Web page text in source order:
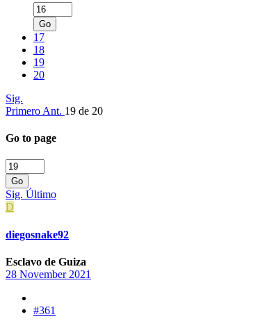
Go
17
18
19
20
Sig.
Primero Ant. 19 de 20
Go to page
Go
Sig. Último
D
diegosnake92
Esclavo de Guiza
28 November 2021
#361